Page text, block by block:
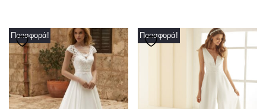
Προσφορά! Προσφορά!